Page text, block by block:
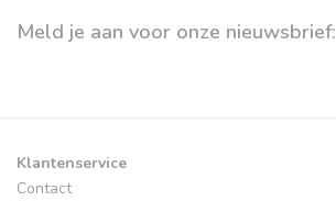
Meld je aan voor onze nieuwsbrief:
Klantenservice
Contact